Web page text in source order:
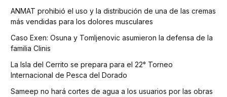
ANMAT prohibió el uso y la distribución de una de las cremas
más vendidas para los dolores musculares
Caso Exen: Osuna y Tomljenovic asumieron la defensa de la
familia Clinis
La Isla del Cerrito se prepara para el 22° Torneo
Internacional de Pesca del Dorado
Sameep no hará cortes de agua a los usuarios por las obras